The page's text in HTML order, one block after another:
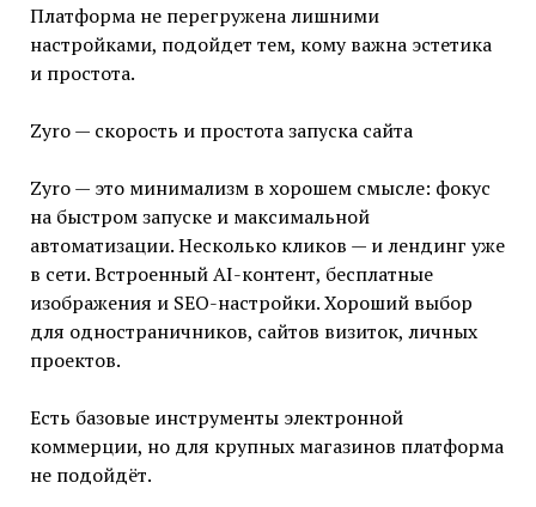
Платформа не перегружена лишними
настройками, подойдет тем, кому важна эстетика
и простота.
Zyro — скорость и простота запуска сайта
Zyro — это минимализм в хорошем смысле: фокус
на быстром запуске и максимальной
автоматизации. Несколько кликов — и лендинг уже
в сети. Встроенный AI-контент, бесплатные
изображения и SEO-настройки. Хороший выбор
для одностраничников, сайтов визиток, личных
проектов.
Есть базовые инструменты электронной
коммерции, но для крупных магазинов платформа
не подойдёт.